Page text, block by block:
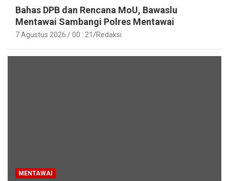
Bahas DPB dan Rencana MoU, Bawaslu
Mentawai Sambangi Polres Mentawai
7 Agustus 2026 / 00 : 21 Redaksi
MENTAWAI